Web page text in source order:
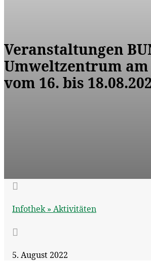
Veranstaltungen
Umweltzentrum am
vom 16. bis

Infothek » Aktivitäten

5. August 2022